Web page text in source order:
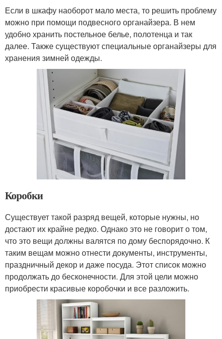
Если в шкафу наоборот мало места, то решить проблему
можно при помощи подвесного органайзера. В нем
удобно хранить постельное белье, полотенца и так
далее. Также существуют специальные органайзеры для
хранения зимней одежды.
Коробки
Существует такой разряд вещей, которые нужны, но
достают их крайне редко. Однако это не говорит о том,
что это вещи должны валятся по дому беспорядочно. К
таким вещам можно отнести документы, инструменты,
праздничный декор и даже посуда. Этот список можно
продолжать до бесконечности. Для этой цели можно
приобрести красивые коробочки и все разложить.